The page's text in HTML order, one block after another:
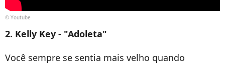
© Youtube
2. Kelly Key - "Adoleta"
Você sempre se sentia mais velho quando